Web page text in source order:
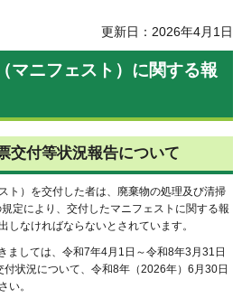
更新日：2026年4月1日
マニフェスト）に関する報
交付等状況報告について
ト）を交付した者は、廃棄物の処理及び清掃
定により、交付したマニフェストに関する報
しなければならないとされています。
しては、令和7年4月1日～令和8年3月31日
付状況について、令和8年（2026年）6月30日
い。